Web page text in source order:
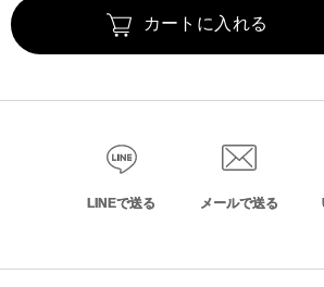
カートに入れる
LINEで送る メールで送る